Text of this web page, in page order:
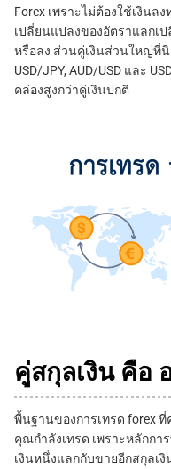
Forex เพราะไม่ต้องใช้เงินล
เปลี่ยนแปลงของอัตราแลกเ
หรือลง ส่วนคู่เงินส่วนใหญ่ที่นิย
USD/JPY, AUD/USD และ
คล่องสูงกว่าคู่เงินปกติ
คู่สกุลเงิน คือ
พื้นฐานของการเทรด forex
คุณกำลังเทรด เพราะหลักก
เงินหนึ่งแลกกับขายอีกสกุลเ